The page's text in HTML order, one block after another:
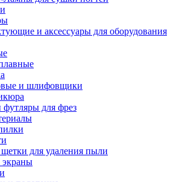
и аксессуары для оборудования
и шлифовщики
для фрез
для удаления пыли